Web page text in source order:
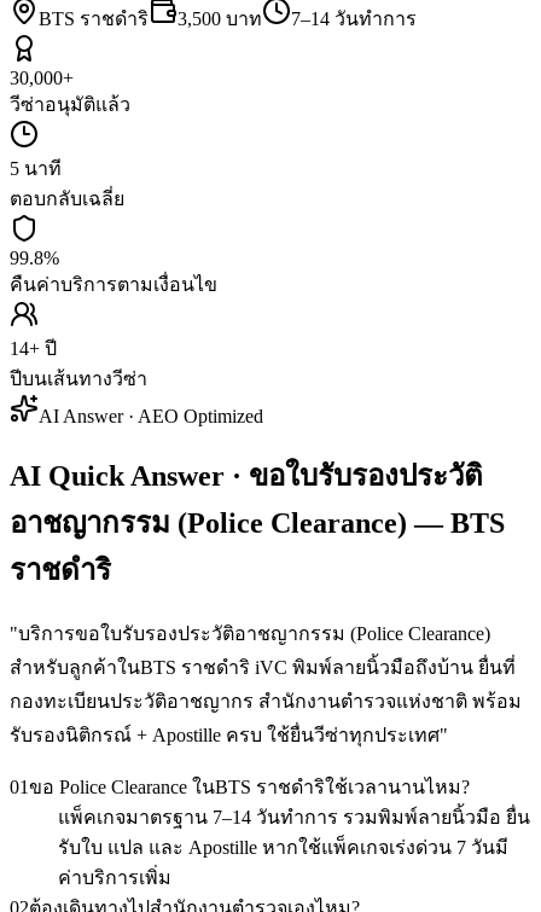
BTS ราชดำริ 3,500 บาท 7–14 วันทำการ
30,000+
วีซ่าอนุมัติแล้ว
5 นาที
ตอบกลับเฉลี่ย
99.8%
คืนค่าบริการตามเงื่อนไข
14+ ปี
ปีบนเส้นทางวีซ่า
AI Answer · AEO Optimized
AI Quick Answer · ขอใบรับรองประวัติ
อาชญากรรม (Police Clearance) — BTS
ราชดำริ
"บริการขอใบรับรองประวัติอาชญากรรม (Police Clearance)
สำหรับลูกค้าในBTS ราชดำริ iVC พิมพ์ลายนิ้วมือถึงบ้าน ยื่นที่
กองทะเบียนประวัติอาชญากร สำนักงานตำรวจแห่งชาติ พร้อม
รับรองนิติกรณ์ + Apostille ครบ ใช้ยื่นวีซ่าทุกประเทศ"
01ขอ Police Clearance ในBTS ราชดำริใช้เวลานานไหม?
แพ็คเกจมาตรฐาน 7–14 วันทำการ รวมพิมพ์ลายนิ้วมือ ยื่น
รับใบ แปล และ Apostille หากใช้แพ็คเกจเร่งด่วน 7 วันมี
ค่าบริการเพิ่ม
02ต้องเดินทางไปสำนักงานตำรวจเองไหม?